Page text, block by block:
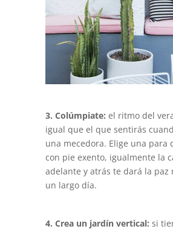
3. Colúmpiate: el ritmo del
igual que el que sentirás
una mecedora. Elige una para
con pie exento, igualmente la
adelante y atrás te dará la paz
un largo día.
4. Crea un jardín vertical: si